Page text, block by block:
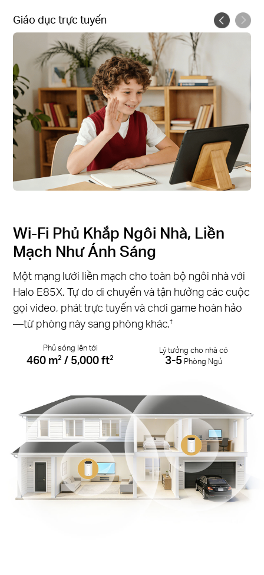
Giáo dục trực tuyến
Wi-Fi Phủ Khắp Ngôi Nhà, Liền
Mạch Như Ánh Sáng
Một mạng lưới liền mạch cho toàn bộ ngôi nhà với
Halo E85X. Tự do di chuyển và tận hưởng các cuộc
gọi video, phát trực tuyến và chơi game hoàn hảo
—từ phòng này sang phòng khác.†
Phủ sóng lên tới
460 m2 / 5,000 ft2
Lý tưởng cho nhà có
3-5 Phòng Ngủ